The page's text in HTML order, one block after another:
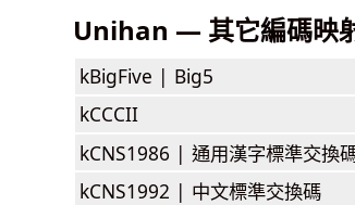
Unihan — 其它編碼映
kBigFive | Big5
kCCCII
kCNS1986 | 通用漢字標準交換
kCNS1992 | 中文標準交換碼